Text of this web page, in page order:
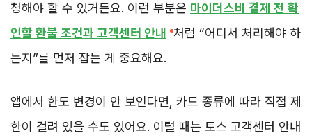
청해야 할 수 있거든요. 이런 부분은 마이더스비 결제 전 확
인할 환불 조건과 고객센터 안내
처럼 “어디서 처리해야 하
는지”를 먼저 잡는 게 중요해요.
앱에서 한도 변경이 안 보인다면, 카드 종류에 따라 직접 제
한이 걸려 있을 수도 있어요. 이럴 때는 토스 고객센터 안내